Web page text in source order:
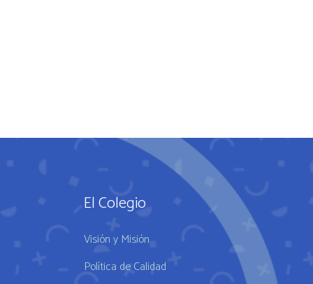
El Colegio
Visión y Misión
Política de Calidad